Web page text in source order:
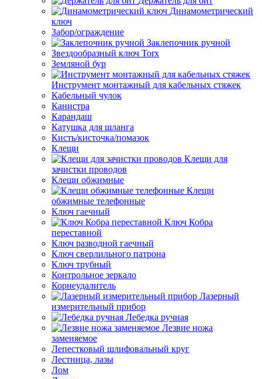
Динамометрический
ключ
Забор/ограждение
Заклепочник ручной
Звездообразный ключ Torx
Земляной бур
Инструмент монтажный для кабельных стяжек
Кабельный чулок
Канистра
Карандаш
Катушка для шланга
Кисть/кисточка/помазок
Клещи
Клещи для
зачистки проводов
Клещи обжимные
Клещи
обжимные телефонные
Ключ гаечный
Ключ Кобра
переставной
Ключ разводной гаечный
Ключ сверлильного патрона
Ключ трубный
Контрольное зеркало
Корнеудалитель
Лазерный
измерительный прибор
Лебедка ручная
Лезвие ножа
заменяемое
Лепестковый шлифовальный круг
Лестница, лазы
Лом